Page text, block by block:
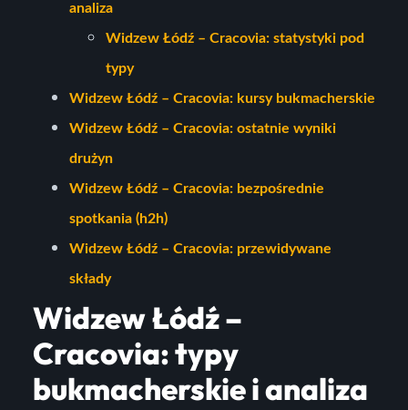
analiza
Widzew Łódź – Cracovia: statystyki pod
typy
Widzew Łódź – Cracovia: kursy bukmacherskie
Widzew Łódź – Cracovia: ostatnie wyniki
drużyn
Widzew Łódź – Cracovia: bezpośrednie
spotkania (h2h)
Widzew Łódź – Cracovia: przewidywane
składy
Widzew Łódź –
Cracovia: typy
bukmacherskie i analiza